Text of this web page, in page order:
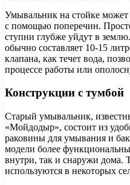
Умывальник на стойке может
с помощью поперечин.
ступни глубже уйдут в
обычно составляет 10-15
клапана, как течет вода,
процессе работы или
Конструкции с тумбой
Старый умывальник,
«Мойдодыр», состоит из
раковины для умывания и
модели более
внутри, так и снаружи дома.
используются в некоторых